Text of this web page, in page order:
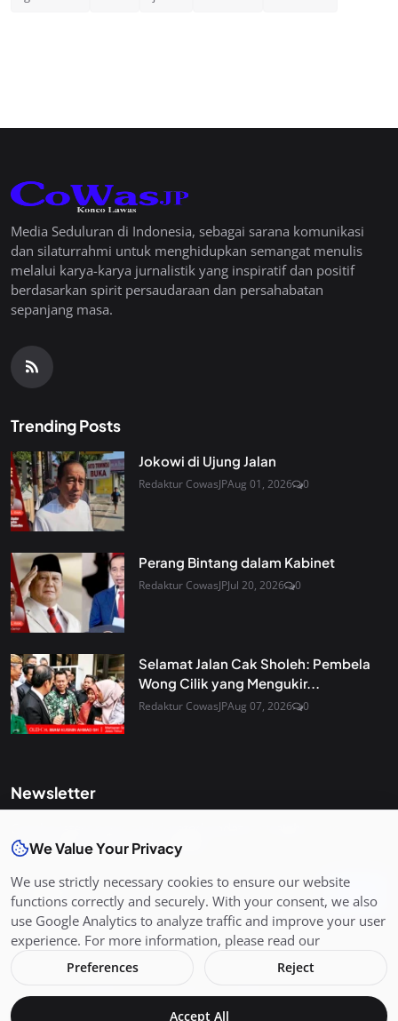
Media Seduluran di Indonesia, sebagai sarana komunikasi
dan silaturrahmi untuk menghidupkan semangat menulis
melalui karya-karya jurnalistik yang inspiratif dan positif
berdasarkan spirit persaudaraan dan persahabatan
sepanjang masa.
Trending Posts
Jokowi di Ujung Jalan
Redaktur CowasJPAug 01, 2026 0
Perang Bintang dalam Kabinet
Redaktur CowasJPJul 20, 2026 0
Selamat Jalan Cak Sholeh: Pembela
Wong Cilik yang Mengukir...
Redaktur CowasJPAug 07, 2026 0
Newsletter
inbox. Sign up for our newsletter.
Join
We Value Your Privacy
We use strictly necessary cookies to ensure our website
functions correctly and securely. With your consent, we also
use Google Analytics to analyze traffic and improve your user
experience. For more information, please read our
Preferences Reject
Accept All